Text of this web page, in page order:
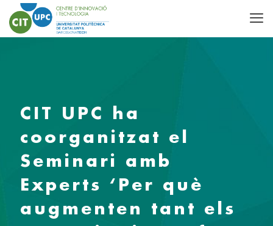
CIT UPC ha
coorganitzat el
Seminari amb
Experts ‘Per què
augmenten tant els